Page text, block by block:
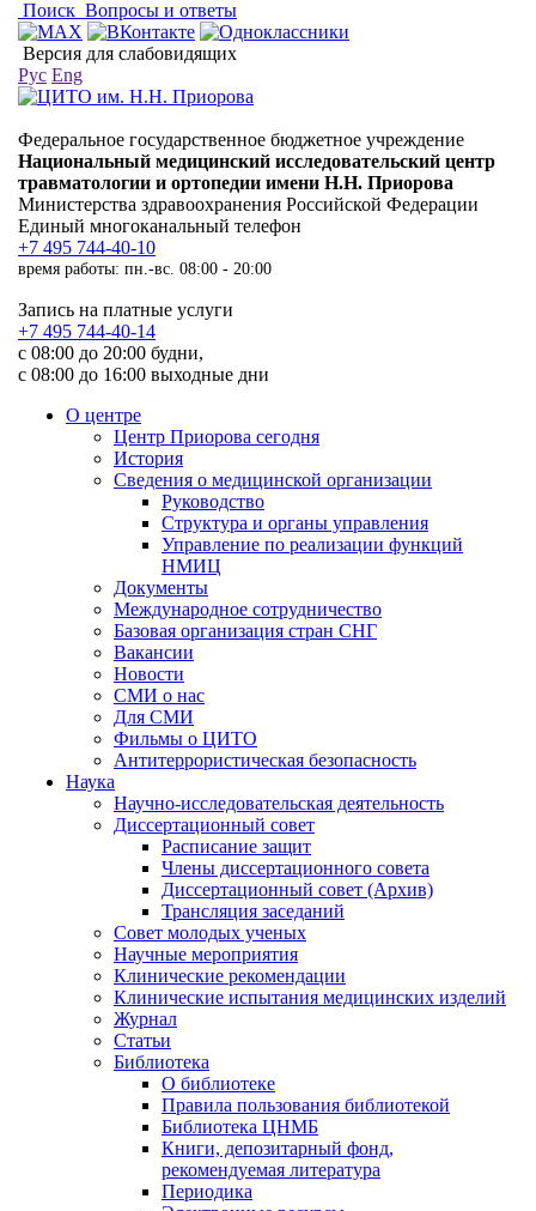
Поиск Вопросы и ответы
Версия для слабовидящих
Рус Eng
Федеральное государственное бюджетное учреждение
Национальный медицинский исследовательский центр
травматологии и ортопедии имени Н.Н. Приорова
Министерства здравоохранения Российской Федерации
Единый многоканальный телефон
+7 495 744-40-10
время работы: пн.-вс. 08:00 - 20:00
Запись на платные услуги
+7 495 744-40-14
с 08:00 до 20:00 будни,
с 08:00 до 16:00 выходные дни
О центре
Центр Приорова сегодня
История
Сведения о медицинской организации
Руководство
Структура и органы управления
Управление по реализации функций
НМИЦ
Документы
Международное сотрудничество
Базовая организация стран СНГ
Вакансии
Новости
СМИ о нас
Для СМИ
Фильмы о ЦИТО
Антитеррористическая безопасность
Наука
Научно-исследовательская деятельность
Диссертационный совет
Расписание защит
Члены диссертационного совета
Диссертационный совет (Архив)
Трансляция заседаний
Совет молодых ученых
Научные мероприятия
Клинические рекомендации
Клинические испытания медицинских изделий
Журнал
Статьи
Библиотека
О библиотеке
Правила пользования библиотекой
Библиотека ЦНМБ
Книги, депозитарный фонд,
рекомендуемая литература
Периодика